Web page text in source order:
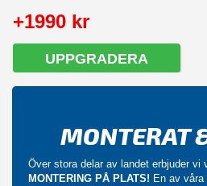
+1990 kr
UPPGRADERA
MONTERAT
Över stora delar av landet erbjuder vi
MONTERING PÅ PLATS! En av